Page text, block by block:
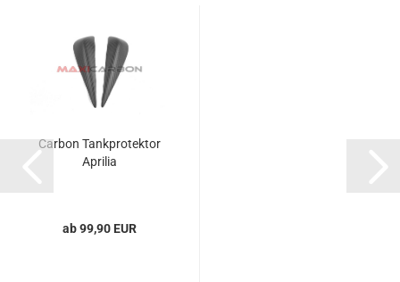
Carbon Tankprotektor
Aprilia
ab 99,90 EUR